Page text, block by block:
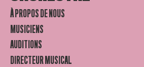
À PROPOS DE NOUS
MUSICIENS
AUDITIONS
DIRECTEUR MUSICAL